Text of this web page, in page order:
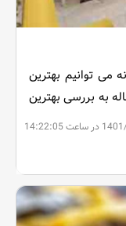
14:22:05
می توانیم بهترین
به بررسی بهترین